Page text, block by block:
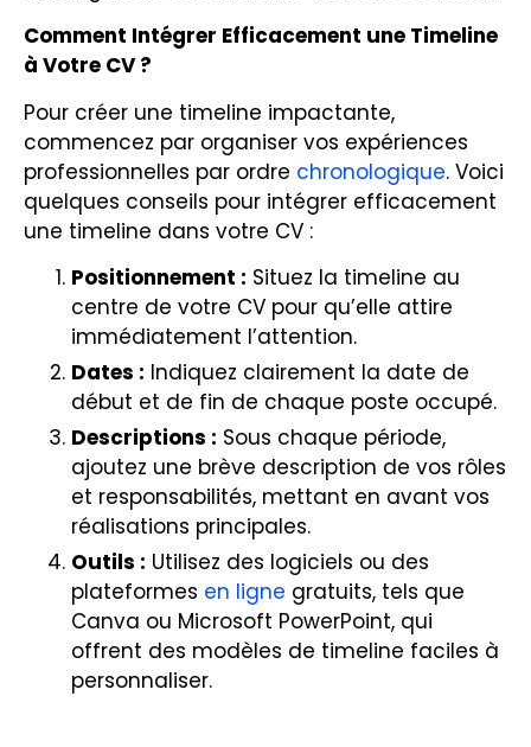
Comment Intégrer Efficacement une Timeline
à Votre CV ?
Pour créer une timeline impactante,
commencez par organiser vos expériences
professionnelles par ordre chronologique. Voici
quelques conseils pour intégrer efficacement
une timeline dans votre CV :
Positionnement : Situez la timeline au
centre de votre CV pour qu’elle attire
immédiatement l’attention.
Dates : Indiquez clairement la date de
début et de fin de chaque poste occupé.
Descriptions : Sous chaque période,
ajoutez une brève description de vos rôles
et responsabilités, mettant en avant vos
réalisations principales.
Outils : Utilisez des logiciels ou des
plateformes en ligne gratuits, tels que
Canva ou Microsoft PowerPoint, qui
offrent des modèles de timeline faciles à
personnaliser.